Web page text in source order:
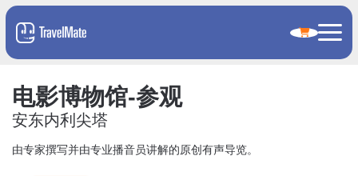
电影博物馆-参观
安东内利尖塔
由专家撰写并由专业播音员讲解的原创有声导览。